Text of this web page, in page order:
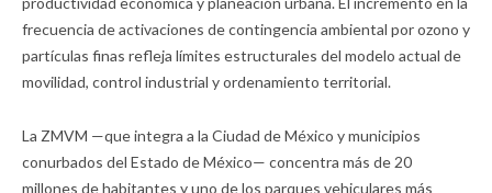
frecuencia de activaciones de contingencia ambiental por ozono y
partículas finas refleja límites estructurales del modelo actual de
movilidad, control industrial y ordenamiento territorial.
La ZMVM —que integra a la Ciudad de México y municipios
conurbados del Estado de México— concentra más de 20
millones de habitantes y uno de los parques vehiculares más